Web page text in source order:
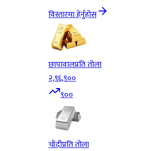
विस्तारमा हेर्नुहोस
छापावालप्रति तोला
२,९६,९००
९००
चाँदीप्रति तोला